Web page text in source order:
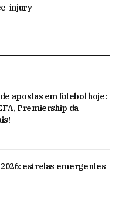
injury
apostas em futebol hoje:
Premiership da
estrelas emergentes